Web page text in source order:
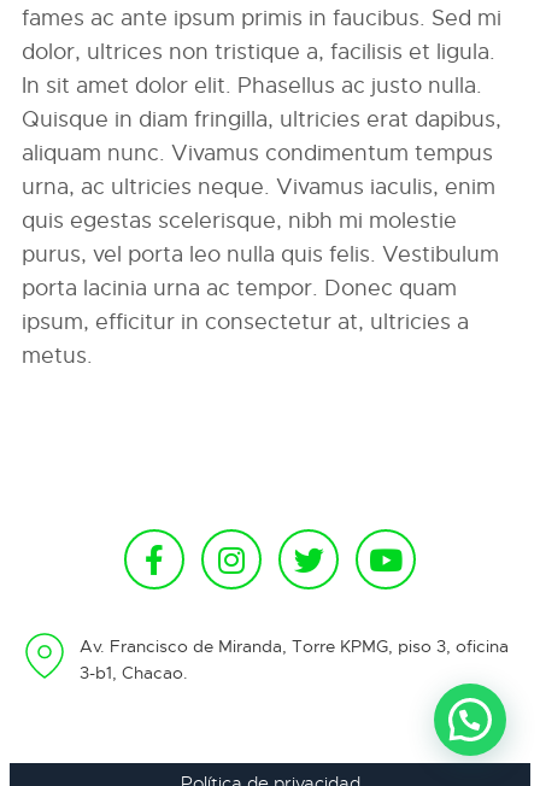
fames ac ante ipsum primis in faucibus. Sed mi
dolor, ultrices non tristique a, facilisis et ligula.
In sit amet dolor elit. Phasellus ac justo nulla.
Quisque in diam fringilla, ultricies erat dapibus,
aliquam nunc. Vivamus condimentum tempus
urna, ac ultricies neque. Vivamus iaculis, enim
quis egestas scelerisque, nibh mi molestie
purus, vel porta leo nulla quis felis. Vestibulum
porta lacinia urna ac tempor. Donec quam
ipsum, efficitur in consectetur at, ultricies a
metus.
Av. Francisco de Miranda, Torre KPMG, piso 3, oficina
3-b1, Chacao.